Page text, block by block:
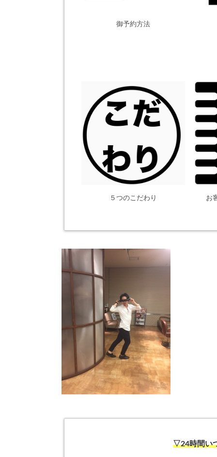
御予約方法
５つのこだわり お
▽24時間い